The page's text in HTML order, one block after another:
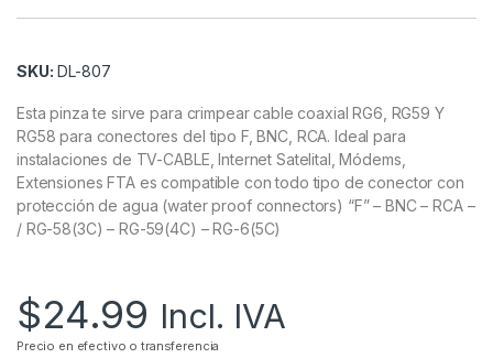
SKU: DL-807
Esta pinza te sirve para crimpear cable coaxial RG6, RG59 Y
RG58 para conectores del tipo F, BNC, RCA. Ideal para
instalaciones de TV-CABLE, Internet Satelital, Módems,
Extensiones FTA es compatible con todo tipo de conector con
protección de agua (water proof connectors) “F” – BNC – RCA –
/ RG-58(3C) – RG-59(4C) – RG-6(5C)
$24.99 Incl. IVA
Precio en efectivo o transferencia